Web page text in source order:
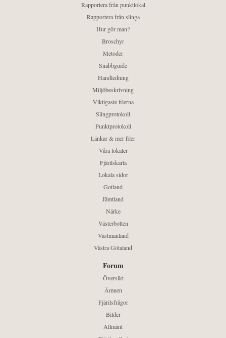
Rapportera från punktlokal
Rapportera från slinga
Hur gör man?
Broschyr
Metoder
Snabbguide
Handledning
Miljöbeskrivning
Viktigaste filerna
Slingprotokoll
Punktprotokoll
Länkar & mer filer
Våra lokaler
Fjärilskarta
Lokala sidor
Gotland
Jämtland
Närke
Västerbotten
Västmanland
Västra Götaland
Forum
Översikt
Ämnen
Fjärilsfrågor
Bilder
Allmänt